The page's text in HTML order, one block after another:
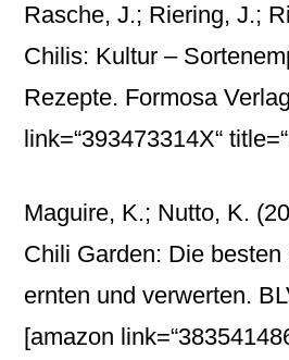
Rasche, J.; Riering, J.;
Chilis: Kultur –
Rezepte. Formosa
link=“393473314X“
Maguire, K.; Nutto, K.
Chili Garden: Die
ernten und verwerten.
[amazon